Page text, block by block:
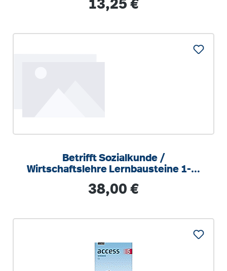
13,25 €
Betrifft Sozialkunde /
Wirtschaftslehre Lernbausteine 1-3.
Regulärer Preis:
38,00 €